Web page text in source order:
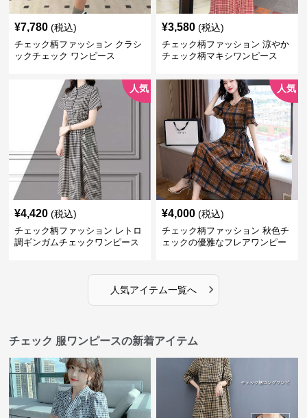
¥7,780 (税込)
チェック柄ファッション クラシ
ックチェック ワンピース
¥3,580 (税込)
チェック柄ファッション 涼やか
チェック柄マキシワンピース
人気
¥4,420 (税込)
チェック柄ファッション レトロ
調ギンガムチェックワンピース
人気
¥4,000 (税込)
チェック柄ファッション 秋色チ
ェックの優雅なフレアワンピー
人気アイテム一覧へ ›
チェック 服ワンピースの新着アイテム